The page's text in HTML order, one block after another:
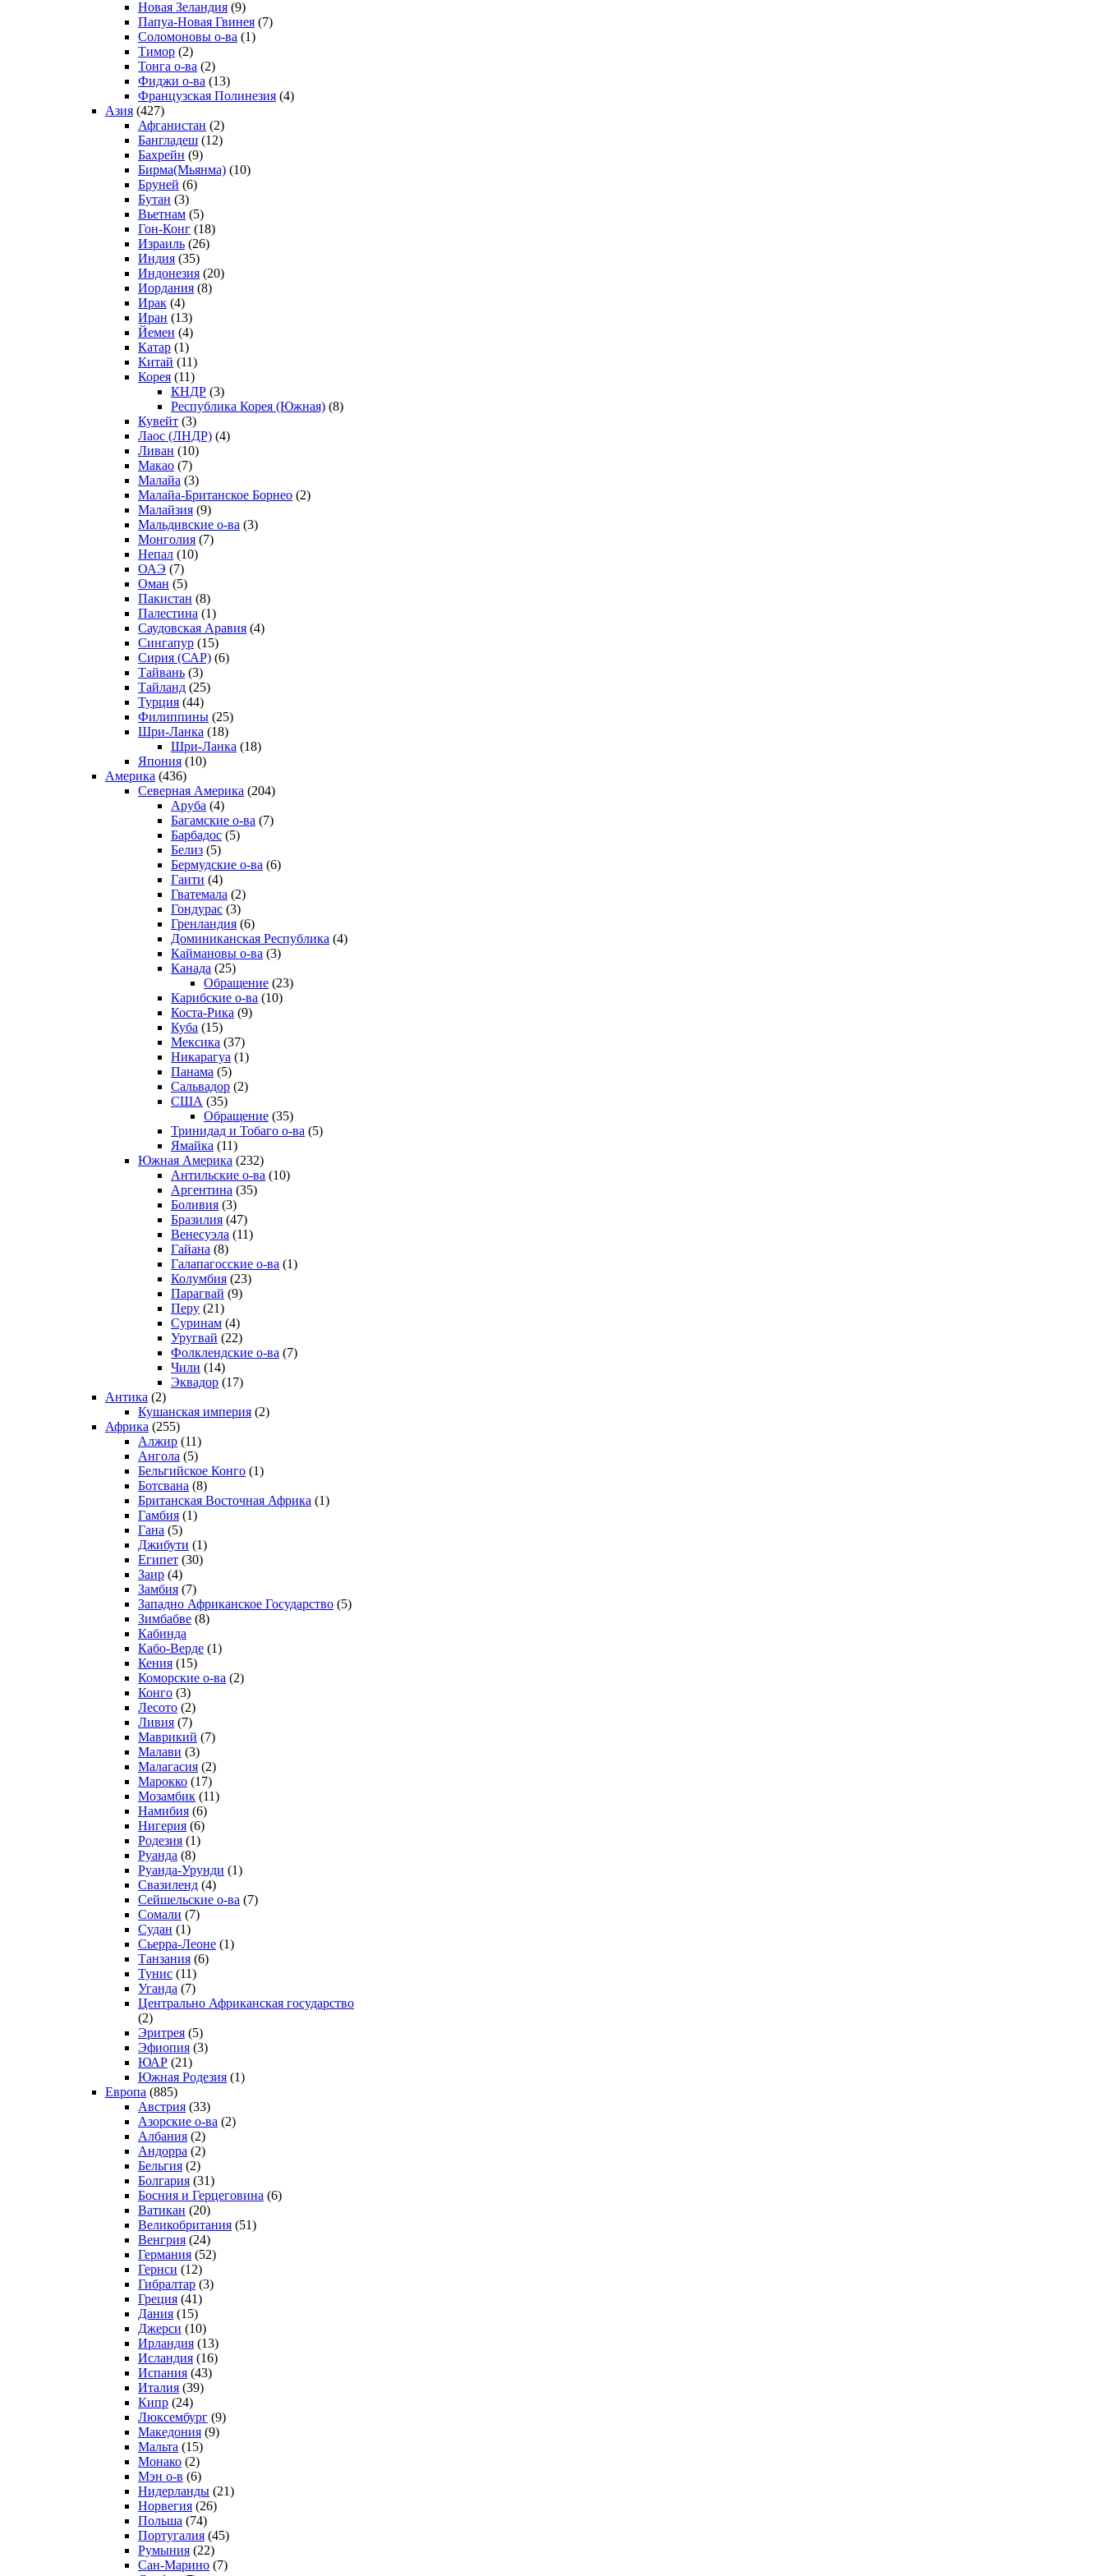
Новая Зеландия (9)
Папуа-Новая Гвинея (7)
Соломоновы о-ва (1)
Тимор (2)
Тонга о-ва (2)
Фиджи о-ва (13)
Французская Полинезия (4)
Азия (427)
Афганистан (2)
Бангладеш (12)
Бахрейн (9)
Бирма(Мьянма) (10)
Бруней (6)
Бутан (3)
Вьетнам (5)
Гон-Конг (18)
Израиль (26)
Индия (35)
Индонезия (20)
Иордания (8)
Ирак (4)
Иран (13)
Йемен (4)
Катар (1)
Китай (11)
Корея (11)
КНДР (3)
Республика Корея (Южная) (8)
Кувейт (3)
Лаос (ЛНДР) (4)
Ливан (10)
Макао (7)
Малайа (3)
Малайа-Британское Борнео (2)
Малайзия (9)
Мальдивские о-ва (3)
Монголия (7)
Непал (10)
ОАЭ (7)
Оман (5)
Пакистан (8)
Палестина (1)
Саудовская Аравия (4)
Сингапур (15)
Сирия (САР) (6)
Тайвань (3)
Тайланд (25)
Турция (44)
Филиппины (25)
Шри-Ланка (18)
Шри-Ланка (18)
Япония (10)
Америка (436)
Северная Америка (204)
Аруба (4)
Багамские о-ва (7)
Барбадос (5)
Белиз (5)
Бермудские о-ва (6)
Гаити (4)
Гватемала (2)
Гондурас (3)
Гренландия (6)
Доминиканская Республика (4)
Каймановы о-ва (3)
Канада (25)
Обращение (23)
Карибские о-ва (10)
Коста-Рика (9)
Куба (15)
Мексика (37)
Никарагуа (1)
Панама (5)
Сальвадор (2)
США (35)
Обращение (35)
Тринидад и Тобаго о-ва (5)
Ямайка (11)
Южная Америка (232)
Антильские о-ва (10)
Аргентина (35)
Боливия (3)
Бразилия (47)
Венесуэла (11)
Гайана (8)
Галапагосские о-ва (1)
Колумбия (23)
Парагвай (9)
Перу (21)
Суринам (4)
Уругвай (22)
Фолклендские о-ва (7)
Чили (14)
Эквадор (17)
Антика (2)
Кушанская империя (2)
Африка (255)
Алжир (11)
Ангола (5)
Бельгийское Конго (1)
Ботсвана (8)
Британская Восточная Африка (1)
Гамбия (1)
Гана (5)
Джибути (1)
Египет (30)
Заир (4)
Замбия (7)
Западно Африканское Государство (5)
Зимбабве (8)
Кабинда
Кабо-Верде (1)
Кения (15)
Коморские о-ва (2)
Конго (3)
Лесото (2)
Ливия (7)
Маврикий (7)
Малави (3)
Малагасия (2)
Марокко (17)
Мозамбик (11)
Намибия (6)
Нигерия (6)
Родезия (1)
Руанда (8)
Руанда-Урунди (1)
Свазиленд (4)
Сейшельские о-ва (7)
Сомали (7)
Судан (1)
Сьерра-Леоне (1)
Танзания (6)
Тунис (11)
Уганда (7)
Центрально Африканская государство
(2)
Эритрея (5)
Эфиопия (3)
ЮАР (21)
Южная Родезия (1)
Европа (885)
Австрия (33)
Азорские о-ва (2)
Албания (2)
Андорра (2)
Бельгия (2)
Болгария (31)
Босния и Герцеговина (6)
Ватикан (20)
Великобритания (51)
Венгрия (24)
Германия (52)
Гернси (12)
Гибралтар (3)
Греция (41)
Дания (15)
Джерси (10)
Ирландия (13)
Исландия (16)
Испания (43)
Италия (39)
Кипр (24)
Люксембург (9)
Македония (9)
Мальта (15)
Монако (2)
Мэн о-в (6)
Нидерланды (21)
Норвегия (26)
Польша (74)
Португалия (45)
Румыния (22)
Сан-Марино (7)